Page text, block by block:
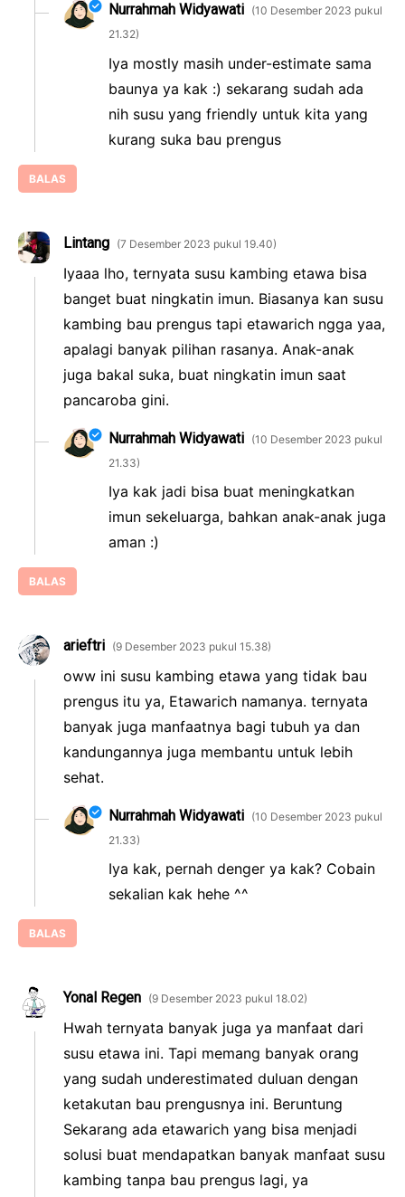
BALAS
Nurrahmah Widyawati
10 Desember 2023 pukul
21.32
Iya mostly masih under-estimate sama
baunya ya kak :) sekarang sudah ada
nih susu yang friendly untuk kita yang
kurang suka bau prengus
Lintang 7 Desember 2023 pukul 19.40
Iyaaa lho, ternyata susu kambing etawa bisa
banget buat ningkatin imun. Biasanya kan susu
kambing bau prengus tapi etawarich ngga yaa,
apalagi banyak pilihan rasanya. Anak-anak
juga bakal suka, buat ningkatin imun saat
pancaroba gini.
BALAS
Nurrahmah Widyawati
10 Desember 2023 pukul
21.33
Iya kak jadi bisa buat meningkatkan
imun sekeluarga, bahkan anak-anak juga
aman :)
arieftri 9 Desember 2023 pukul 15.38
oww ini susu kambing etawa yang tidak bau
prengus itu ya, Etawarich namanya. ternyata
banyak juga manfaatnya bagi tubuh ya dan
kandungannya juga membantu untuk lebih
sehat.
BALAS
Nurrahmah Widyawati
10 Desember 2023 pukul
21.33
Iya kak, pernah denger ya kak? Cobain
sekalian kak hehe ^^
Yonal Regen 9 Desember 2023 pukul 18.02
Hwah ternyata banyak juga ya manfaat dari
susu etawa ini. Tapi memang banyak orang
yang sudah underestimated duluan dengan
ketakutan bau prengusnya ini. Beruntung
Sekarang ada etawarich yang bisa menjadi
solusi buat mendapatkan banyak manfaat susu
kambing tanpa bau prengus lagi, ya